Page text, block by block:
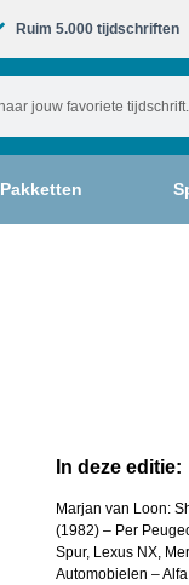
Ruim 5.000 tijdschriften​
Pakketten
In deze editie:
Marjan van Loon:
(1982) – Per
Spur, Lexus NX,
Automobielen –